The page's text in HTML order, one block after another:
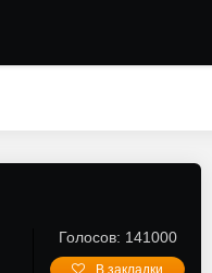
Голосов: 141000
В закладки